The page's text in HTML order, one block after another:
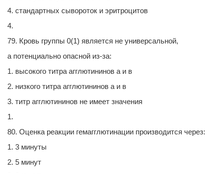
4. стандартных сывороток и эритроцитов
4.
79. Кровь группы 0(1) является не универсальной,
а потенциально опасной из-за:
1. высокого титра агглютининов а и в
2. низкого титра агглютининов а и в
3. титр агглютининов не имеет значения
1.
80. Оценка реакции гемагглютинации производится через:
1. 3 минуты
2. 5 минут